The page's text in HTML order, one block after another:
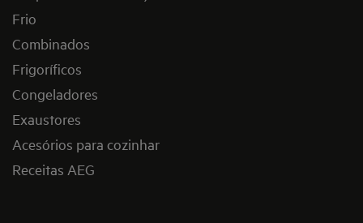
Frio
Combinados
Frigoríficos
Congeladores
Exaustores
Acesórios para cozinhar
Receitas AEG